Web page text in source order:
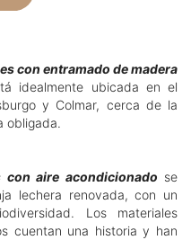
con entramado de madera
idealmente ubicada en el
y Colmar, cerca de la
obligada.
con aire acondicionado se
lechera renovada, con un
Los materiales
cuentan una historia y han